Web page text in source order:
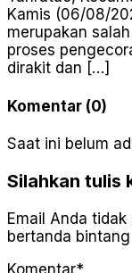
Kamis (06/08/
merupakan
proses
dirakit dan […]
Komentar (0)
Saat ini belum
Silahkan tulis
Email Anda
bertanda